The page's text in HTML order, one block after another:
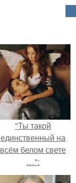
"Ты такой
единственный на
всём белом свете
…":